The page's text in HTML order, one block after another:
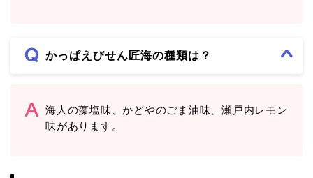
かっぱえびせん匠海の種類は？
海人の藻塩味、かどやのごま油味、瀬戸内レモン
味があります。